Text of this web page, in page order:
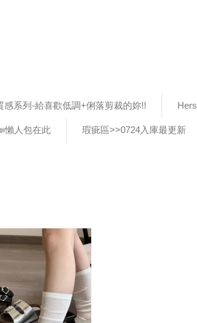
感系列-給喜歡低調+俐落剪裁的妳!! Hers
懶人包在此 瑕疵區>>0724入庫最更新